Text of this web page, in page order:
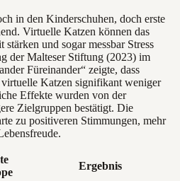
in den Kinderschuhen, doch erste
Virtuelle Katzen können das
und sogar messbar Stress
der Malteser Stiftung (2023) im
Füreinander“ zeigte, dass
Katzen signifikant weniger
Effekte wurden von der
Zielgruppen bestätigt. Die
zu positiveren Stimmungen, mehr
Ergebnis